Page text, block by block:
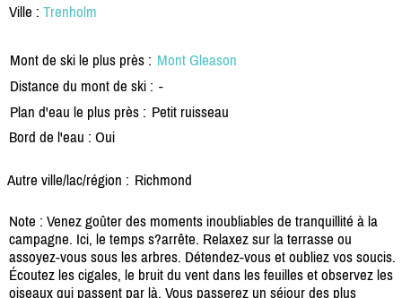
Ville : Trenholm
Mont de ski le plus près : Mont Gleason
Distance du mont de ski : -
Plan d'eau le plus près : Petit ruisseau
Bord de l'eau : Oui
Autre ville/lac/région : Richmond
Note : Venez goûter des moments inoubliables de tranquillité à la
campagne. Ici, le temps s?arrête. Relaxez sur la terrasse ou
assoyez-vous sous les arbres. Détendez-vous et oubliez vos soucis.
Écoutez les cigales, le bruit du vent dans les feuilles et observez les
oiseaux qui passent par là. Vous passerez un séjour des plus